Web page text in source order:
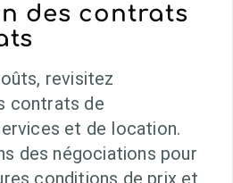
des contrats
revisitez
contrats de
et de location.
des négociations pour